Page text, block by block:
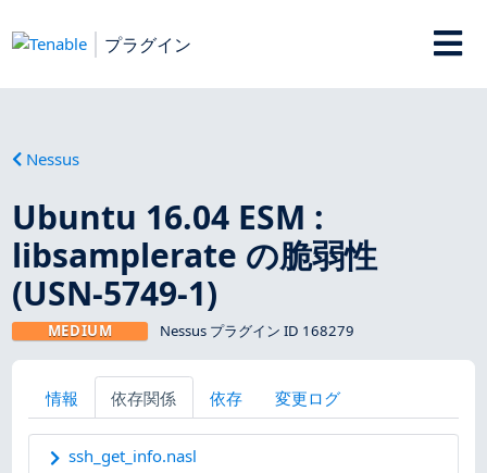
プラグイン
Nessus
Ubuntu 16.04 ESM :
libsamplerate の脆弱性
(USN-5749-1)
MEDIUM Nessus プラグイン ID 168279
情報 依存関係 依存 変更ログ
ssh_get_info.nasl